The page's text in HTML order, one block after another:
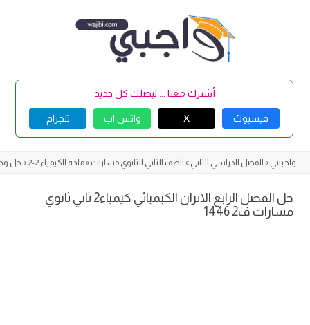
أشترك معنا ... ليصلك كل جديد
فيسبوك X واتس اب تلجرام
واجباتي » الفصل الدراسي الثاني » الصف الثاني الثانوي مسارات »مادة الكيمياء 2-2 » حل
حل الفصل الرابع الاتزان الكيميائي كيمياء2 ثاني ثانوي
مسارات ف2 1446